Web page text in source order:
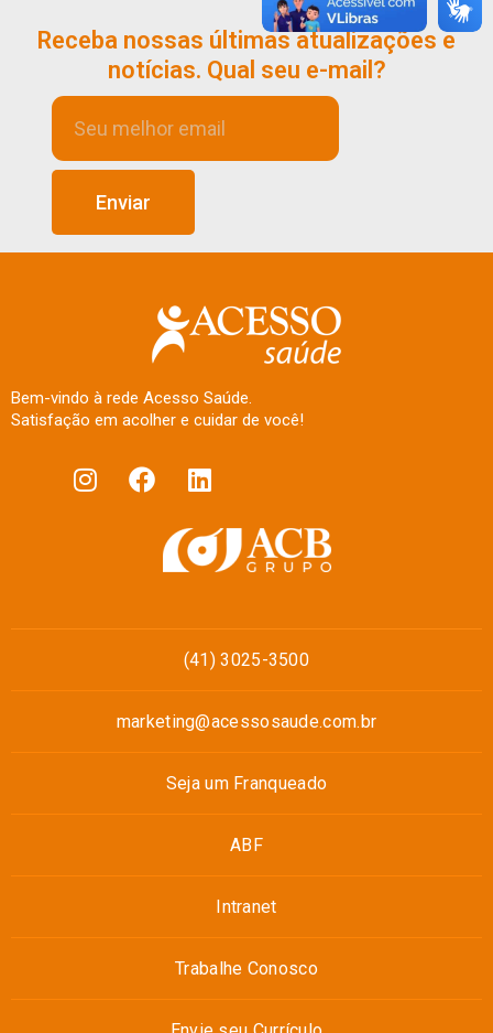
Receba nossas últimas atualizações e
notícias. Qual seu e-mail?
Enviar
Bem-vindo à rede Acesso Saúde.
Satisfação em acolher e cuidar de você!
(41) 3025-3500
marketing@acessosaude.com.br
Seja um Franqueado
ABF
Intranet
Trabalhe Conosco